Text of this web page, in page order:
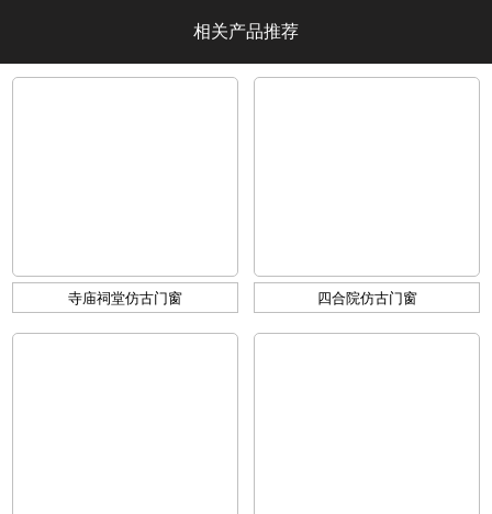
相关产品推荐
寺庙祠堂仿古门窗 四合院仿古门窗